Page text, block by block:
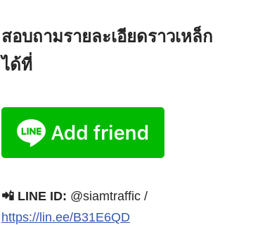
สอบถามรายละเอียดราวเหล็ก
ได้ที่
📲 LINE ID: @siamtraffic /
https://lin.ee/B31E6QD